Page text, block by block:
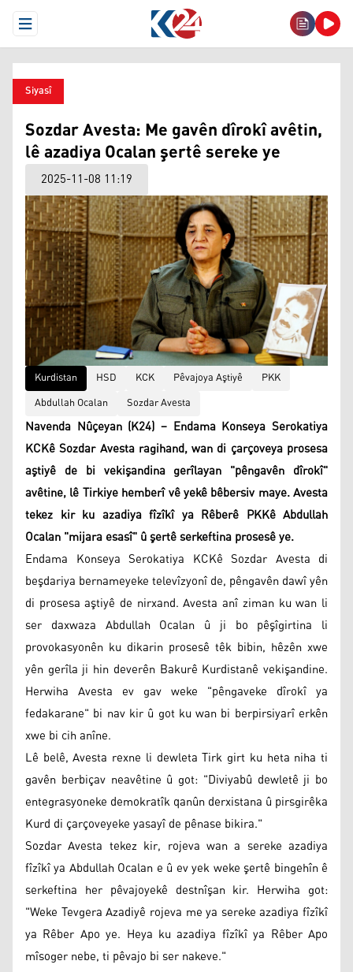
Open Menu
Siyasî
Sozdar Avesta: Me gavên dîrokî avêtin,
lê azadiya Ocalan şertê sereke ye
2025-11-08 11:19
Kurdistan HSD KCK Pêvajoya Aştiyê
PKK
Abdullah Ocalan
Sozdar Avesta
Navenda Nûçeyan (K24) – Endama Konseya Serokatiya
KCKê Sozdar Avesta ragihand, wan di çarçoveya prosesa
aştiyê de bi vekişandina gerîlayan "pêngavên dîrokî"
avêtine, lê Tirkiye hemberî vê yekê bêbersiv maye. Avesta
tekez kir ku azadiya fîzîkî ya Rêberê PKKê Abdullah
Ocalan "mijara esasî" û şertê serkeftina prosesê ye.
Endama Konseya Serokatiya KCKê Sozdar Avesta di
beşdariya bernameyeke televîzyonî de, pêngavên dawî yên
di prosesa aştiyê de nirxand. Avesta anî ziman ku wan li
ser daxwaza Abdullah Ocalan û ji bo pêşîgirtina li
provokasyonên ku dikarin prosesê têk bibin, hêzên xwe
yên gerîla ji hin deverên Bakurê Kurdistanê vekişandine.
Herwiha Avesta ev gav weke "pêngaveke dîrokî ya
fedakarane" bi nav kir û got ku wan bi berpirsiyarî erkên
xwe bi cih anîne.
Lê belê, Avesta rexne li dewleta Tirk girt ku heta niha ti
gavên berbiçav neavêtine û got: "Diviyabû dewletê ji bo
entegrasyoneke demokratîk qanûn derxistana û pirsgirêka
Kurd di çarçoveyeke yasayî de pênase bikira."
Sozdar Avesta tekez kir, rojeva wan a sereke azadiya
fîzîkî ya Abdullah Ocalan e û ev yek weke şertê bingehîn ê
serkeftina her pêvajoyekê destnîşan kir. Herwiha got:
"Weke Tevgera Azadiyê rojeva me ya sereke azadiya fîzîkî
ya Rêber Apo ye. Heya ku azadiya fîzîkî ya Rêber Apo
mîsoger nebe, ti pêvajo bi ser nakeve."